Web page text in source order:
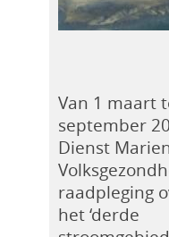
Van 1 maart
september
Dienst
raadpleging
het ‘derde